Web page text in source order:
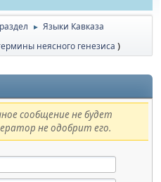
► Языки Кавказа
неясного генезиса )
сообщение не будет
не одобрит его.